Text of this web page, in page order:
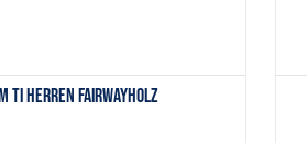
TI Herren Fairwayholz